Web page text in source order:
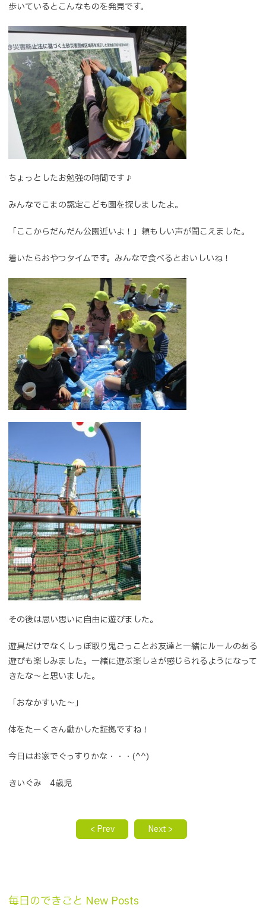
歩いているとこんなものを発見です。
ちょっとしたお勉強の時間です♪
みんなでこまの認定こども園を探しましたよ。
「ここからだんだん公園近いよ！」頼もしい声が聞こえました。
着いたらおやつタイムです。みんなで食べるとおいしいね！
その後は思い思いに自由に遊びました。
遊具だけでなくしっぽ取り鬼ごっことお友達と一緒にルールのある
遊びも楽しみました。一緒に遊ぶ楽しさが感じられるようになって
きたな～と思いました。
「おなかすいた～」
体をたーくさん動かした証拠ですね！
今日はお家でぐっすりかな・・・(^^)
きいぐみ 4歳児
< Prev Next >
毎日のできごと New Posts